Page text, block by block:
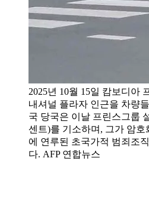
2025년 10월 15일 캄보디아
내셔널 플라자 인근을 차량
국 당국은 이날 프린스그룹
센트)를 기소하며, 그가 암
에 연루된 초국가적 범죄조
다. AFP 연합뉴스